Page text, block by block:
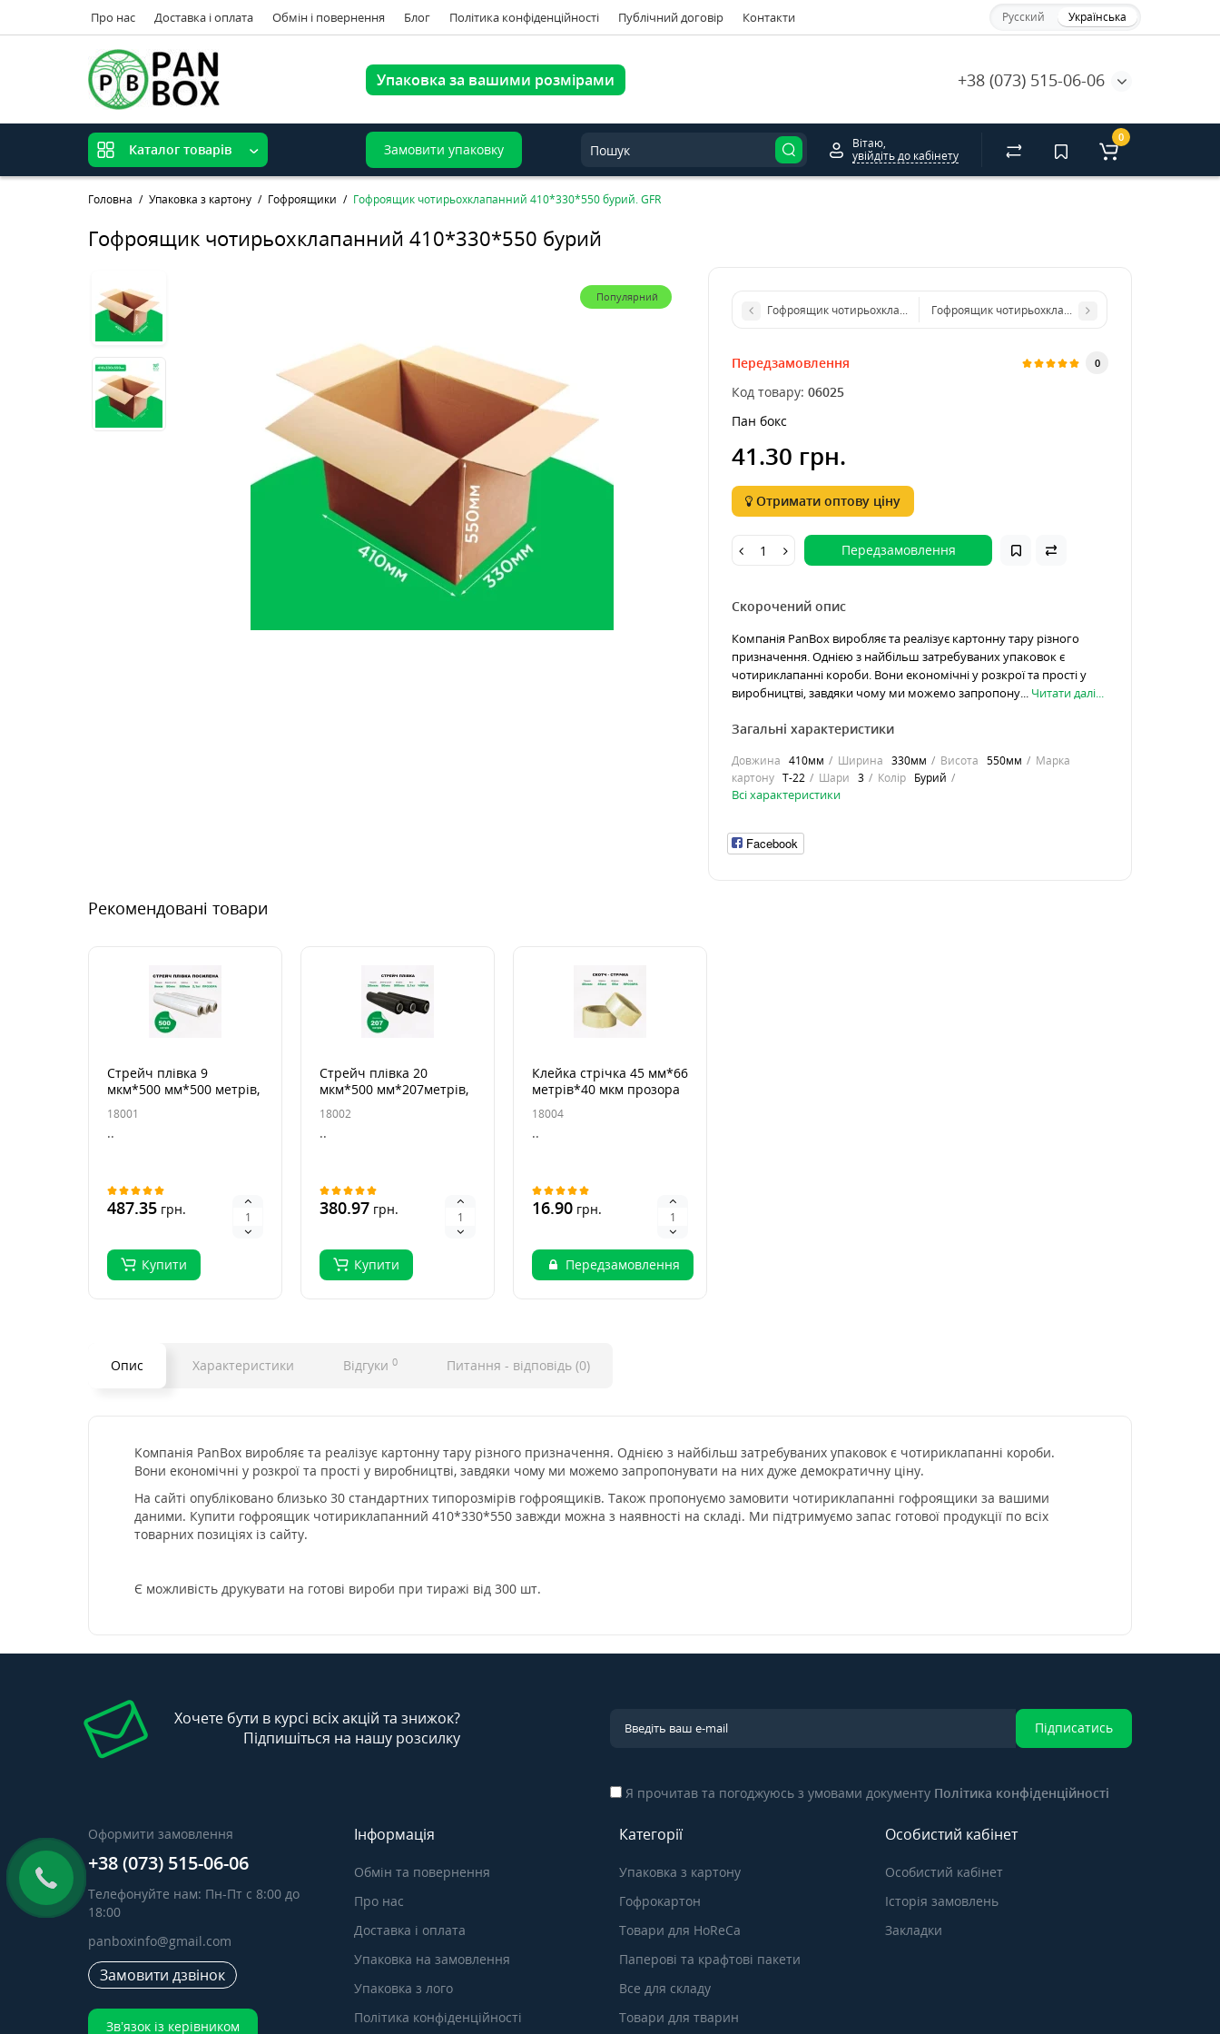
Про нас Доставка і оплата Обмін і повернення Блог Політика конфіденційності Публічний договір Контакти Русский Українська
+38 (073) 515-06-06
Упаковка за вашими розмірами
Каталог товарів Замовити упаковку
Вітаю,
увійдіть до кабінету
0
Головна Упаковка з картону Гофроящики Гофроящик чотирьохклапанний 410*330*550 бурий. GFR
Гофроящик чотирьохклапанний 410*330*550 бурий
Популярний
Гофроящик чотирьохклапанний 405*265*170 бурий. GFRГофроящик чотирьохклапанний 460*370*545 бурий.
Передзамовлення 0
Код товару: 06025
Пан бокс
41.30 грн.
Отримати оптову ціну
Передзамовлення
Скорочений опис
Компанія PanBox виробляє та реалізує картонну тару різного
призначення. Однією з найбільш затребуваних упаковок є
чотириклапанні короби. Вони економічні у розкрої та прості у
виробництві, завдяки чому ми можемо запропону... Читати далі...
Загальні характеристики
Довжина 410мм Ширина 330мм Висота 550мм
Марка
картону Т-22 Шари 3 Колір Бурий
Всі характеристики
Facebook
Рекомендовані товари
Стрейч плівка 9
мкм*500 мм*500 метрів,
2,1 кг брутто посилена
прозора
18001
..
487.35 грн.
Купити
Стрейч плівка 20
мкм*500 мм*207метрів,
2,1 кг брутто чорна
18002
..
380.97 грн.
Купити
Клейка стрічка 45 мм*66
метрів*40 мкм прозора
18004
..
16.90 грн.
Передзамовлення
Опис Характеристики Відгуки 0 Питання - відповідь (0)
Компанія PanBox виробляє та реалізує картонну тару різного призначення. Однією з найбільш затребуваних упаковок є чотириклапанні короби.
Вони економічні у розкрої та прості у виробництві, завдяки чому ми можемо запропонувати на них дуже демократичну ціну.
На сайті опубліковано близько 30 стандартних типорозмірів гофроящиків. Також пропонуємо замовити чотириклапанні гофроящики за вашими
даними. Купити гофроящик чотириклапанний 410*330*550 завжди можна з наявності на складі. Ми підтримуємо запас готової продукції по всіх
товарних позиціях із сайту.
Є можливість друкувати на готові вироби при тиражі від 300 шт.
Хочете бути в курсі всіх акцій та знижок?
Підпишіться на нашу розсилку
Підписатись
Я прочитав та погоджуюсь з умовами документу Політика конфіденційності
Оформити замовлення
+38 (073) 515-06-06
Телефонуйте нам: Пн-Пт с 8:00 до
18:00
panboxinfo@gmail.com
Замовити дзвінок
Зв’язок із керівником
Інформація
Обмін та повернення
Про нас
Доставка і оплата
Упаковка на замовлення
Упаковка з лого
Політика конфіденційності
Категорії
Упаковка з картону
Гофрокартон
Товари для HoReCa
Паперові та крафтові пакети
Все для складу
Товари для тварин
Особистий кабінет
Особистий кабінет
Історія замовлень
Закладки